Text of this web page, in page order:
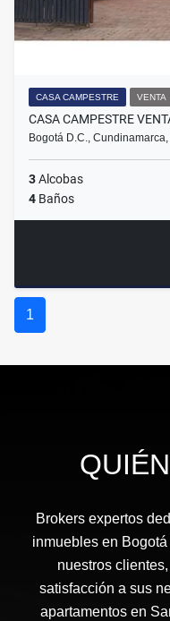
CASA CAMPESTRE VENTA
CASA CAMPESTRE
Bogotá D.C.,
3Alcobas
4 Baños
1
Brokers expertos
inmuebles en
nuestros
satisfacción a sus
apartamentos en